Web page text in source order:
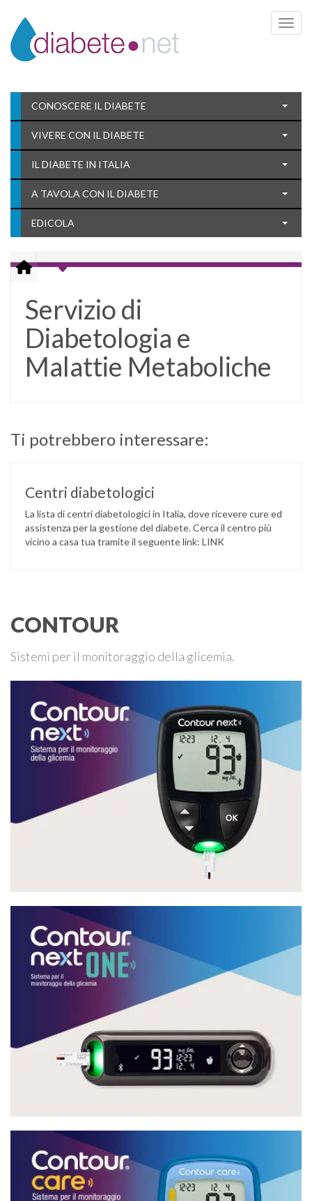
Toggle
CONOSCERE IL DIABETE
VIVERE CON IL DIABETE
IL DIABETE IN ITALIA
A TAVOLA CON IL DIABETE
EDICOLA
Servizio di
Diabetologia e
Malattie Metaboliche
Ti potrebbero interessare:
Centri diabetologici
La lista di centri diabetologici in Italia, dove ricevere cure ed
assistenza per la gestione del diabete. Cerca il centro più
vicino a casa tua tramite il seguente link: LINK
CONTOUR
Sistemi per il monitoraggio della glicemia.